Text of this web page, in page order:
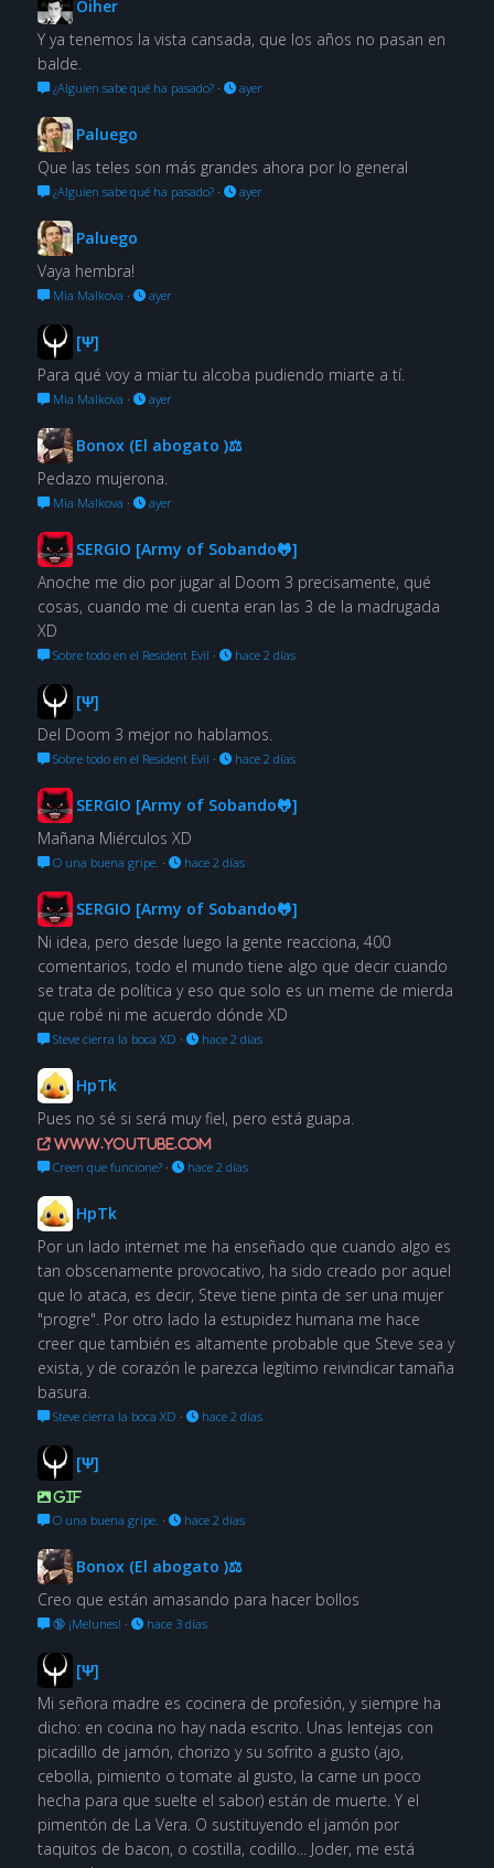
Oiher
Y ya tenemos la vista cansada, que los años no pasan en
balde.
¿Alguien sabe qué ha pasado?· ayer
Paluego
Que las teles son más grandes ahora por lo general
¿Alguien sabe qué ha pasado?· ayer
Paluego
Vaya hembra!
Mia Malkova · ayer
[Ψ]
Para qué voy a miar tu alcoba pudiendo miarte a tí.
Mia Malkova · ayer
Bonox (El abogato )⚖
Pedazo mujerona.
Mia Malkova · ayer
SERGIO [Army of Sobando🐸]
Anoche me dio por jugar al Doom 3 precisamente, qué
cosas, cuando me di cuenta eran las 3 de la madrugada
XD
Sobre todo en el Resident Evil · hace 2 días
[Ψ]
Del Doom 3 mejor no hablamos.
Sobre todo en el Resident Evil · hace 2 días
SERGIO [Army of Sobando🐸]
Mañana Miérculos XD
O una buena gripe. · hace 2 días
SERGIO [Army of Sobando🐸]
Ni idea, pero desde luego la gente reacciona, 400
comentarios, todo el mundo tiene algo que decir cuando
se trata de política y eso que solo es un meme de mierda
que robé ni me acuerdo dónde XD
Steve cierra la boca XD · hace 2 días
HpTk
Pues no sé si será muy fiel, pero está guapa.
www.youtube.com
Creen que funcione?· hace 2 días
HpTk
Por un lado internet me ha enseñado que cuando algo es
tan obscenamente provocativo, ha sido creado por aquel
que lo ataca, es decir, Steve tiene pinta de ser una mujer
"progre". Por otro lado la estupidez humana me hace
creer que también es altamente probable que Steve sea y
exista, y de corazón le parezca legítimo reivindicar tamaña
basura.
Steve cierra la boca XD · hace 2 días
[Ψ]
GIF
O una buena gripe. · hace 2 días
Bonox (El abogato )⚖
Creo que están amasando para hacer bollos
🔞 ¡Melunes! · hace 3 días
[Ψ]
Mi señora madre es cocinera de profesión, y siempre ha
dicho: en cocina no hay nada escrito. Unas lentejas con
picadillo de jamón, chorizo y su sofrito a gusto (ajo,
cebolla, pimiento o tomate al gusto, la carne un poco
hecha para que suelte el sabor) están de muerte. Y el
pimentón de La Vera. O sustituyendo el jamón por
taquitos de bacon, o costilla, codillo... Joder, me está